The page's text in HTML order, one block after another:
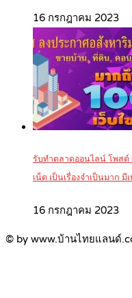
16 กรกฎาคม 2023
รับทำตลาดออนไลน์ โพส
เน็ต เป็นเรื่องจำเป็นมาก
16 กรกฎาคม 2023
© by www.บ้านไทยแลนด์